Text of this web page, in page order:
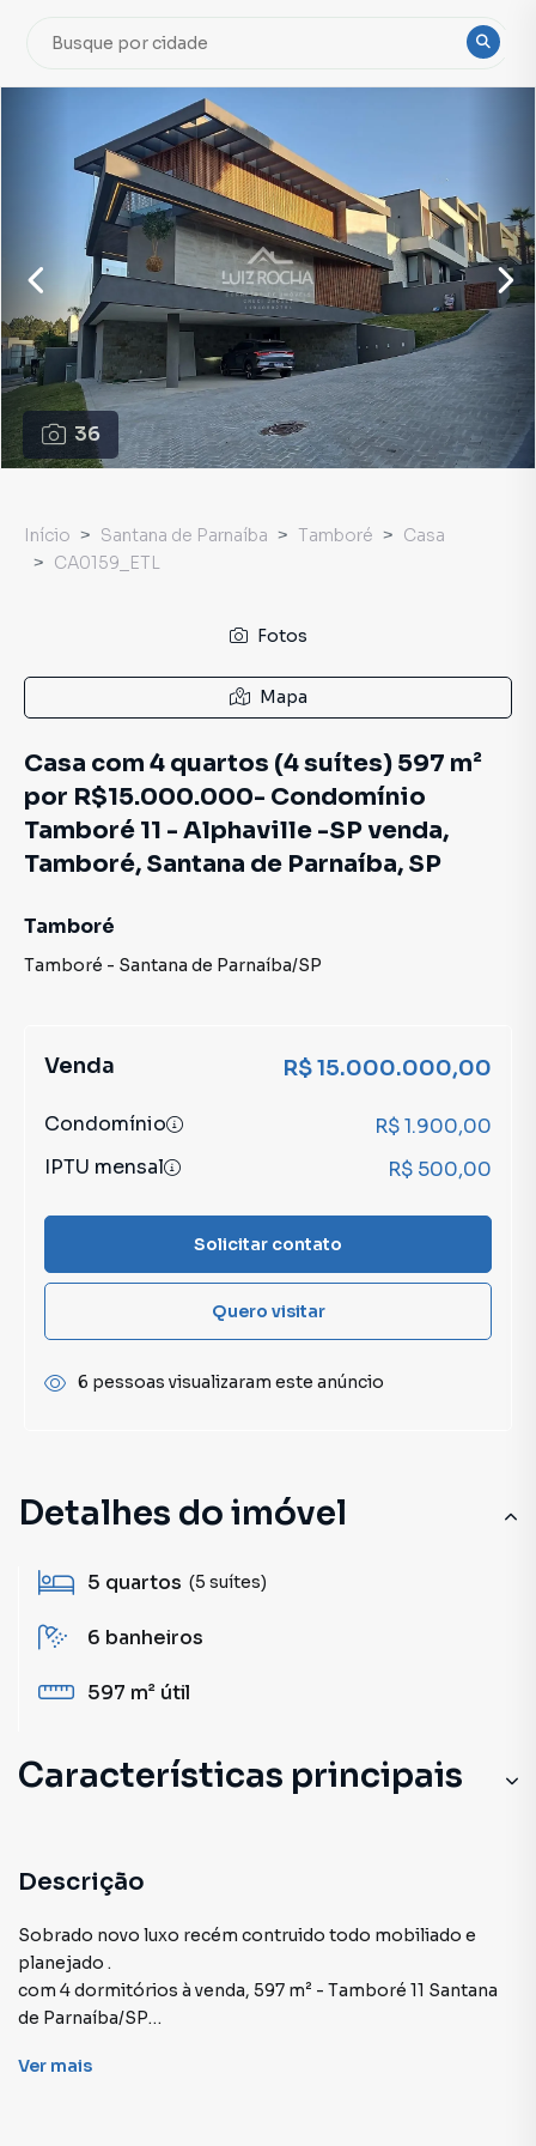
36
Detalhes do imóvel
5 quartos (5 suítes)
6 banheiros
597 m² útil
Características principais
Hidromassagem
Churrasqueira
Ar-Condicionado
Descrição
Sobrado novo luxo recém contruido todo mobiliado e
planejado .
com 4 dormitórios à venda, 597 m² - Tamboré 11 Santana
de Parnaíba/SP
Condomínio: 1900 reais
Ver mais
Início Santana de Parnaíba Tamboré
Casa
CA0159_ETL
Fotos
Mapa
Casa com 4 quartos (4 suítes) 597 m²
por R$15.000.000- Condomínio
Tamboré 11 - Alphaville -SP venda,
Tamboré, Santana de Parnaíba, SP
Tamboré
Tamboré - Santana de Parnaíba/SP
Venda R$ 15.000.000,00
Condomínio
R$ 1.900,00
IPTU mensal
R$ 500,00
Solicitar contato
Quero visitar
6 pessoas visualizaram este anúncio